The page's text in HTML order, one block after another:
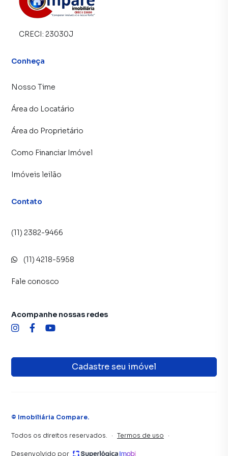
CRECI: 23030J
Conheça
Nosso Time
Área do Locatário
Área do Proprietário
Como Financiar Imóvel
Imóveis leilão
Contato
(11) 2382-9466
(11) 4218-5958
Fale conosco
Cadastre seu imóvel
Acompanhe nossas redes
© Imobiliária Compare.
Todos os direitos reservados. · Termos de uso ·
Desenvolvido por